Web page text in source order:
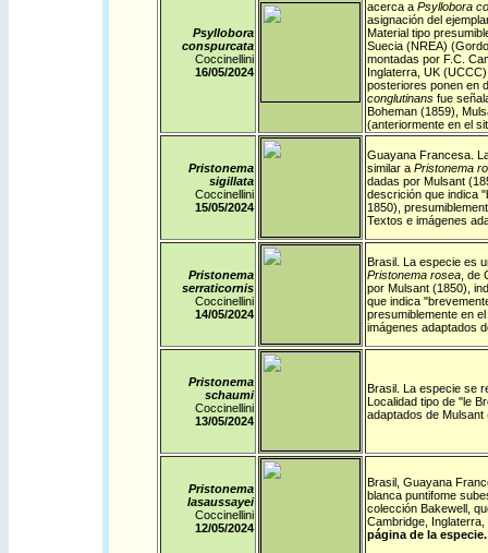
Psyllobora
conspurcata
Coccinellini
16/05/2024
acerca a Psyllobora
asignación del
Material tipo
Suecia (NREA)
montadas por F.C.
Inglaterra, UK
posteriores ponen en
conglutinansfue
Boheman (1859),
(anteriormente en el
Pristonema
sigillata
Coccinellini
15/05/2024
Guayana Francesa.
similar a Pristonema
dadas por Mulsant
descrición que indica
1850),
Textos e imágenes
Pristonema
serraticornis
Coccinellini
14/05/2024
Brasil. La especie es
Pristonema rosea, de
por Mulsant (1850),
que indica
presumiblemente en
imágenes adaptados
Pristonema
schaumi
Coccinellini
13/05/2024
Brasil. La especie se
Localidad tipo de "le
adaptados de
Pristonema
lasaussayei
Coccinellini
12/05/2024
Brasil, Guayana
blanca puntifome
colección Bakewell,
Cambridge,
página de la especie.